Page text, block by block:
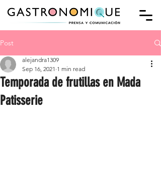
Post
Temporada de frutillas en Mada
Patisserie
alejandra1309
Sep 16, 2021 1 min read